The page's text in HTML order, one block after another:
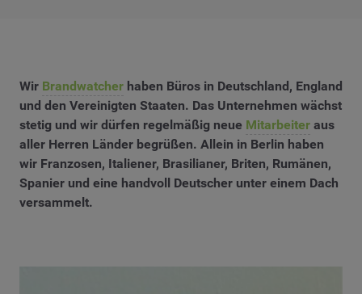
Wir Brandwatcher haben Büros in Deutschland, England
und den Vereinigten Staaten. Das Unternehmen wächst
stetig und wir dürfen regelmäßig neue Mitarbeiter aus
aller Herren Länder begrüßen. Allein in Berlin haben
wir Franzosen, Italiener, Brasilianer, Briten, Rumänen,
Spanier und eine handvoll Deutscher unter einem Dach
versammelt.